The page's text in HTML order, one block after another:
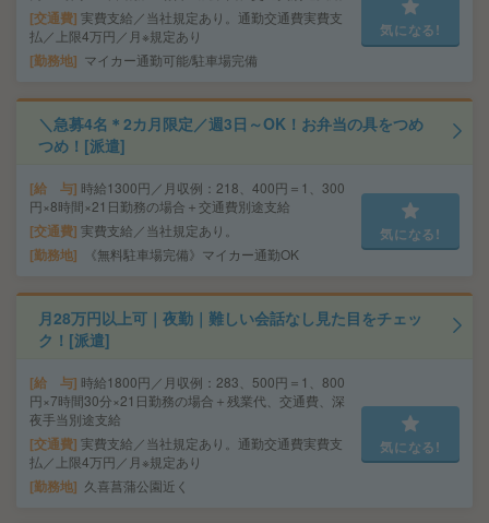
交通費 実費支給／当社規定あり。通勤交通費実費支
払／上限4万円／月※規定あり
勤務地 マイカー通勤可能/駐車場完備
気になる!
＼急募4名＊2カ月限定／週3日～OK！お弁当の具をつめ
つめ！[派遣]
給 与 時給1300円／月収例：218、400円＝1、300
円×8時間×21日勤務の場合＋交通費別途支給
交通費 実費支給／当社規定あり。
勤務地 《無料駐車場完備》マイカー通勤OK
気になる!
月28万円以上可｜夜勤｜難しい会話なし見た目をチェッ
ク！[派遣]
給 与 時給1800円／月収例：283、500円＝1、800
円×7時間30分×21日勤務の場合＋残業代、交通費、深
夜手当別途支給
交通費 実費支給／当社規定あり。通勤交通費実費支
払／上限4万円／月※規定あり
勤務地 久喜菖蒲公園近く
気になる!